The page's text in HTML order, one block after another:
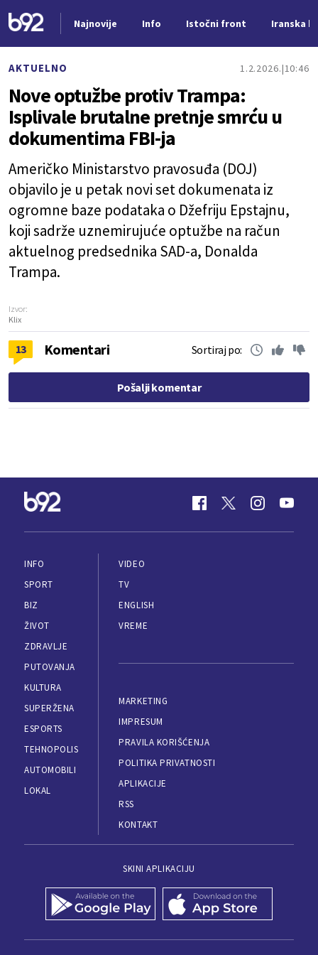
Najnovije Info Istočni front Iranska
AKTUELNO 1.2.2026. 10:46
Nove optužbe protiv Trampa:
Isplivale brutalne pretnje smrću u
dokumentima FBI-ja
Američko Ministarstvo pravosuđa (DOJ)
objavilo je u petak novi set dokumenata iz
ogromne baze podataka o Džefriju Epstajnu,
koji sadrže uznemirujuće optužbe na račun
aktuelnog predsednika SAD-a, Donalda
Trampa.
Izvor:
Klix
13 Komentari Sortiraj po:
Pošalji komentar
INFO
SPORT
BIZ
ŽIVOT
ZDRAVLJE
PUTOVANJA
KULTURA
SUPERŽENA
ESPORTS
TEHNOPOLIS
AUTOMOBILI
LOKAL
VIDEO
TV
ENGLISH
VREME
MARKETING
IMPRESUM
PRAVILA KORIŠĆENJA
POLITIKA PRIVATNOSTI
APLIKACIJE
RSS
KONTAKT
SKINI APLIKACIJU